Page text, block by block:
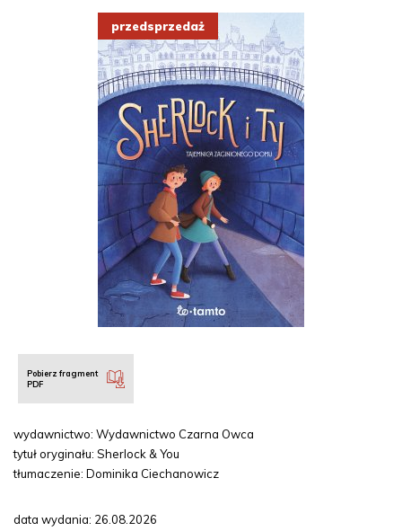
Pobierz fragment
PDF
wydawnictwo: Wydawnictwo Czarna Owca
tytuł oryginału: Sherlock & You
tłumaczenie: Dominika Ciechanowicz
data wydania: 26.08.2026